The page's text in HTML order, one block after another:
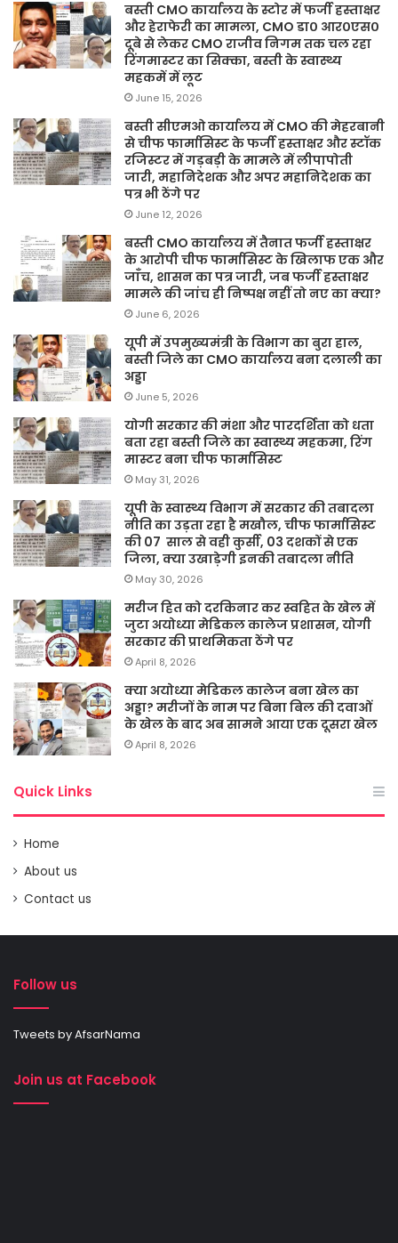
बस्ती CMO कार्यालय के स्टोर में फर्जी हस्ताक्षर
और हेराफेरी का मामला, CMO डा० आर०एस०
दूबे से लेकर CMO राजीव निगम तक चल रहा
रिंगमास्टर का सिक्का, बस्ती के स्वास्थ्य
महकमें में लूट
June 15, 2026
बस्ती सीएमओ कार्यालय में CMO की मेहरबानी
से चीफ फार्मासिस्ट के फर्जी हस्ताक्षर और स्टॉक
रजिस्टर में गड़बड़ी के मामले में लीपापोती
जारी, महानिदेशक और अपर महानिदेशक का
पत्र भी ठेंगे पर
June 12, 2026
बस्ती CMO कार्यालय में तैनात फर्जी हस्ताक्षर
के आरोपी चीफ फार्मासिस्ट के खिलाफ एक और
जाँच, शासन का पत्र जारी, जब फर्जी हस्ताक्षर
मामले की जांच ही निष्पक्ष नहीं तो नए का क्या?
June 6, 2026
यूपी में उपमुख्यमंत्री के विभाग का बुरा हाल,
बस्ती जिले का CMO कार्यालय बना दलाली का
अड्डा
June 5, 2026
योगी सरकार की मंशा और पारदर्शिता को धता
बता रहा बस्ती जिले का स्वास्थ्य महकमा, रिंग
मास्टर बना चीफ फार्मासिस्ट
May 31, 2026
यूपी के स्वास्थ्य विभाग में सरकार की तबादला
नीति का उड़ता रहा है मखौल, चीफ फार्मासिस्ट
की 07 साल से वही कुर्सी, 03 दशकों से एक
जिला, क्या उखाड़ेगी इनकी तबादला नीति
May 30, 2026
मरीज हित को दरकिनार कर स्वहित के खेल में
जुटा अयोध्या मेडिकल कालेज प्रशासन, योगी
सरकार की प्राथमिकता ठेंगे पर
April 8, 2026
क्या अयोध्या मेडिकल कालेज बना खेल का
अड्डा? मरीजों के नाम पर बिना बिल की दवाओं
के खेल के बाद अब सामने आया एक दूसरा खेल
April 8, 2026
Quick Links
Home
About us
Contact us
Follow us
Tweets by AfsarNama
Join us at Facebook